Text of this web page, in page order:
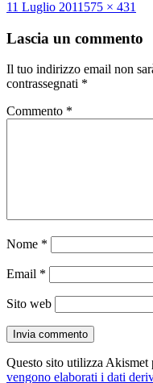
Scritto
11 Luglio 2011 Dimensione
575 × 431
Lascia un commento
Il tuo indirizzo email non
contrassegnati *
Commento *
Nome *
Email *
Sito web
Questo sito utilizza Akismet
vengono elaborati i dati